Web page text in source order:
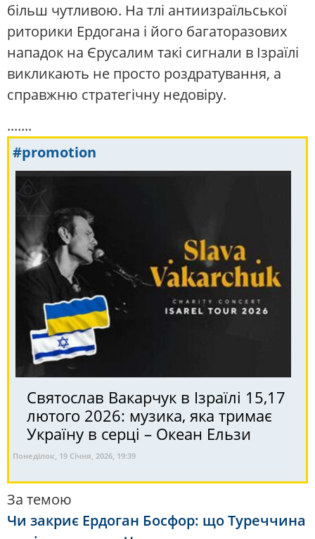
більш чутливою. На тлі антиизраїльської
риторики Ердогана і його багаторазових
нападок на Єрусалим такі сигнали в Ізраїлі
викликають не просто роздратування, а
справжню стратегічну недовіру.
.......
#promotion
Святослав Вакарчук в Ізраїлі 15,17
лютого 2026: музика, яка тримає
Україну в серці – Океан Ельзи
Понеділок, 19 Січня, 2026, 19:39
За темою
Чи закриє Ердоган Босфор: що Туреччина